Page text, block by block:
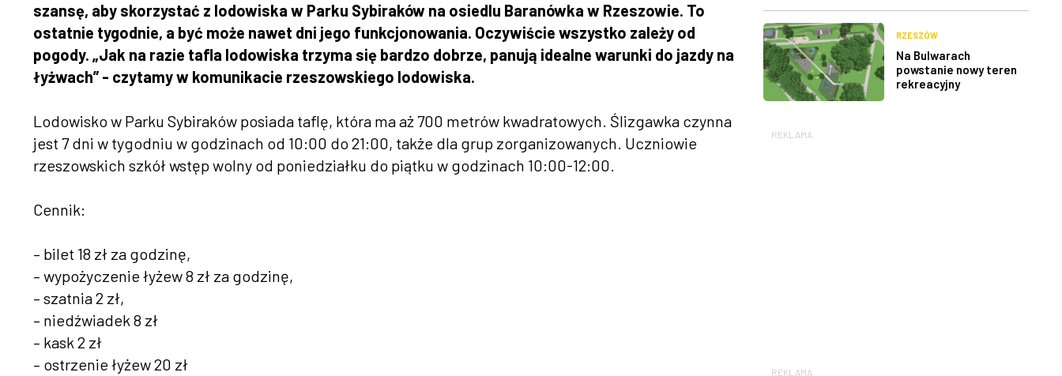
szansę, aby skorzystać z lodowiska w Parku Sybiraków na osiedlu Baranówka w Rzeszowie. To
ostatnie tygodnie, a być może nawet dni jego funkcjonowania. Oczywiście wszystko zależy od
pogody. „Jak na razie tafla lodowiska trzyma się bardzo dobrze, panują idealne warunki do jazdy na
łyżwach” - czytamy w komunikacie rzeszowskiego lodowiska.
Lodowisko w Parku Sybiraków posiada taflę, która ma aż 700 metrów kwadratowych. Ślizgawka czynna
jest 7 dni w tygodniu w godzinach od 10:00 do 21:00, także dla grup zorganizowanych. Uczniowie
rzeszowskich szkół wstęp wolny od poniedziałku do piątku w godzinach 10:00-12:00.
Cennik:
– bilet 18 zł za godzinę,
– wypożyczenie łyżew 8 zł za godzinę,
– szatnia 2 zł,
– niedźwiadek 8 zł
– kask 2 zł
– ostrzenie łyżew 20 zł
RZESZÓW
Na Bulwarach
powstanie nowy teren
rekreacyjny
REKLAMA
REKLAMA